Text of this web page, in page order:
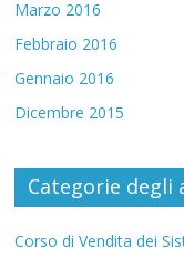
Marzo 2016
Febbraio 2016
Gennaio 2016
Dicembre 2015
Categorie degli
Corso di Vendita dei